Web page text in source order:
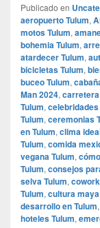
Publicado en
aeropuerto Tulum,
motos Tulum,
bohemia Tulum,
atardecer Tulum,
bicicletas Tulum,
buceo Tulum,
Man 2024, carretera
Tulum, celebridades
Tulum, ceremonias
en Tulum, clima
Tulum, comida
vegana Tulum,
Tulum, consejos
selva Tulum,
Tulum, cultura maya
desarrollo en Tulum,
hoteles Tulum,